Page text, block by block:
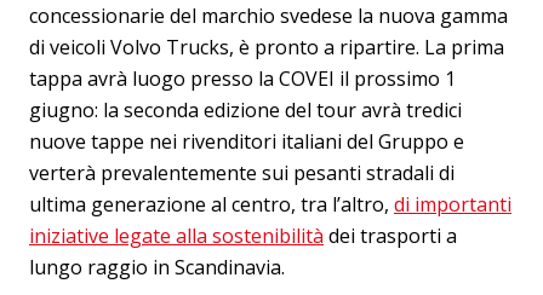
concessionarie del marchio svedese la nuova gamma
di veicoli Volvo Trucks, è pronto a ripartire. La prima
tappa avrà luogo presso la COVEI il prossimo 1
giugno: la seconda edizione del tour avrà tredici
nuove tappe nei rivenditori italiani del Gruppo e
verterà prevalentemente sui pesanti stradali di
ultima generazione al centro, tra l’altro, di importanti
iniziative legate alla sostenibilità dei trasporti a
lungo raggio in Scandinavia.